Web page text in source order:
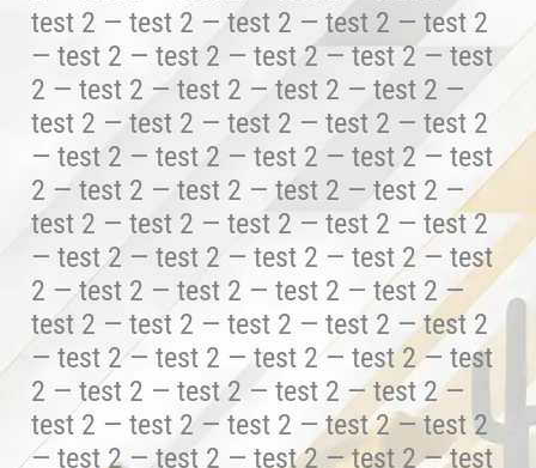
test 2 — test 2 — test 2 — test 2 — test 2
— test 2 — test 2 — test 2 — test 2 — test
2 — test 2 — test 2 — test 2 — test 2 —
test 2 — test 2 — test 2 — test 2 — test 2
— test 2 — test 2 — test 2 — test 2 — test
2 — test 2 — test 2 — test 2 — test 2 —
test 2 — test 2 — test 2 — test 2 — test 2
— test 2 — test 2 — test 2 — test 2 — test
2 — test 2 — test 2 — test 2 — test 2 —
test 2 — test 2 — test 2 — test 2 — test 2
— test 2 — test 2 — test 2 — test 2 — test
2 — test 2 — test 2 — test 2 — test 2 —
test 2 — test 2 — test 2 — test 2 — test 2
— test 2 — test 2 — test 2 — test 2 — test